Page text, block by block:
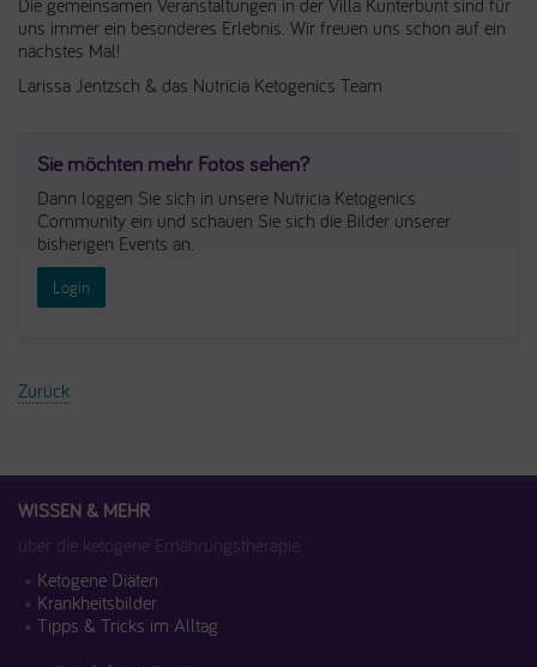
Die gemeinsamen Veranstaltungen in der Villa Kunterbunt sind für
uns immer ein besonderes Erlebnis. Wir freuen uns schon auf ein
nächstes Mal!
Larissa Jentzsch & das Nutricia Ketogenics Team
Sie möchten mehr Fotos sehen?
Dann loggen Sie sich in unsere Nutricia Ketogenics
Community ein und schauen Sie sich die Bilder unserer
bisherigen Events an.
Login
Zurück
WISSEN & MEHR
über die ketogene Ernährungstherapie
Ketogene Diäten
Krankheitsbilder
Tipps & Tricks im Alltag